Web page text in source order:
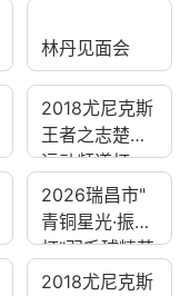
林丹见面会
2018尤尼克斯
王者之志楚天
运动频道杯
2026瑞昌市"
青铜星光·振球
杯”羽毛球精英
挑...
2018尤尼克斯